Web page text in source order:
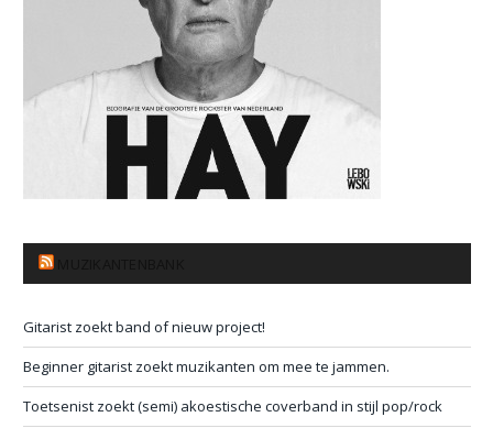
Gitarist zoekt band of nieuw project!
Beginner gitarist zoekt muzikanten om mee te jammen.
Toetsenist zoekt (semi) akoestische coverband in stijl pop/rock